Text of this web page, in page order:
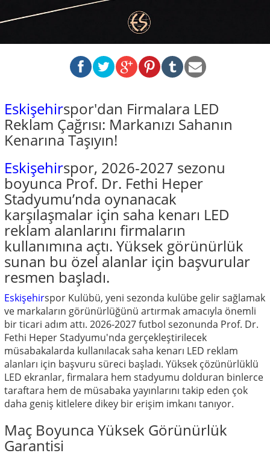
Eskişehirspor'dan Firmalara LED
Reklam Çağrısı: Markanızı Sahanın
Kenarına Taşıyın!
Eskişehirspor, 2026-2027 sezonu
boyunca Prof. Dr. Fethi Heper
Stadyumu’nda oynanacak
karşılaşmalar için saha kenarı LED
reklam alanlarını firmaların
kullanımına açtı. Yüksek görünürlük
sunan bu özel alanlar için başvurular
resmen başladı.
Eskişehirspor Kulübü, yeni sezonda kulübe gelir sağlamak
ve markaların görünürlüğünü artırmak amacıyla önemli
bir ticari adım attı. 2026-2027 futbol sezonunda Prof. Dr.
Fethi Heper Stadyumu'nda gerçekleştirilecek
müsabakalarda kullanılacak saha kenarı LED reklam
alanları için başvuru süreci başladı. Yüksek çözünürlüklü
LED ekranlar, firmalara hem stadyumu dolduran binlerce
taraftara hem de müsabaka yayınlarını takip eden çok
daha geniş kitlelere dikey bir erişim imkanı tanıyor.
Maç Boyunca Yüksek Görünürlük
Garantisi